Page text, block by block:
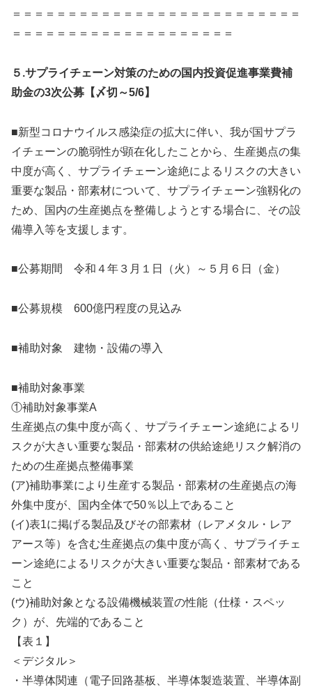
＝＝＝＝＝＝＝＝＝＝＝＝＝＝＝＝＝＝＝＝＝＝＝＝＝＝
＝＝＝＝＝＝＝＝＝＝＝＝＝＝＝＝＝＝＝＝
５.サプライチェーン対策のための国内投資促進事業費補
助金の3次公募【〆切～5/6】
■新型コロナウイルス感染症の拡大に伴い、我が国サプラ
イチェーンの脆弱性が顕在化したことから、生産拠点の集
中度が高く、サプライチェーン途絶によるリスクの大きい
重要な製品・部素材について、サプライチェーン強靱化の
ため、国内の生産拠点を整備しようとする場合に、その設
備導入等を支援します。
■公募期間 令和４年３月１日（火）～５月６日（金）
■公募規模 600億円程度の見込み
■補助対象 建物・設備の導入
■補助対象事業
①補助対象事業A
生産拠点の集中度が高く、サプライチェーン途絶によるリ
スクが大きい重要な製品・部素材の供給途絶リスク解消の
ための生産拠点整備事業
(ア)補助事業により生産する製品・部素材の生産拠点の海
外集中度が、国内全体で50％以上であること
(イ)表1に掲げる製品及びその部素材（レアメタル・レア
アース等）を含む生産拠点の集中度が高く、サプライチェ
ーン途絶によるリスクが大きい重要な製品・部素材である
こと
(ウ)補助対象となる設備機械装置の性能（仕様・スペッ
ク）が、先端的であること
【表１】
＜デジタル＞
・半導体関連（電子回路基板、半導体製造装置、半導体副